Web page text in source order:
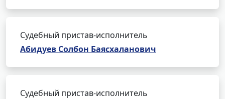
Судебный пристав-исполнитель
Абидуев Солбон Баясхаланович
Судебный пристав-исполнитель